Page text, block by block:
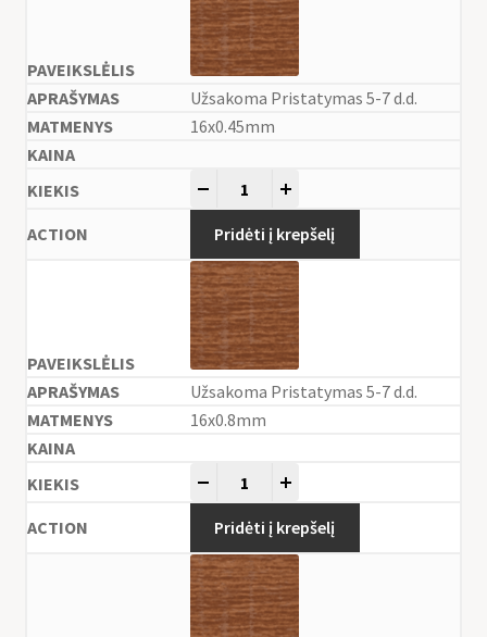
Užsakoma Pristatymas 5-7 d.d.
16x0.45mm
Pridėti į krepšelį
Užsakoma Pristatymas 5-7 d.d.
16x0.8mm
Pridėti į krepšelį